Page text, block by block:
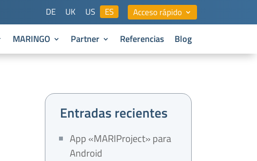
Acceso rápido
DE UK US ES
MARINGO Partner Referencias Blog
Entradas recientes
App «MARIProject» para
Android